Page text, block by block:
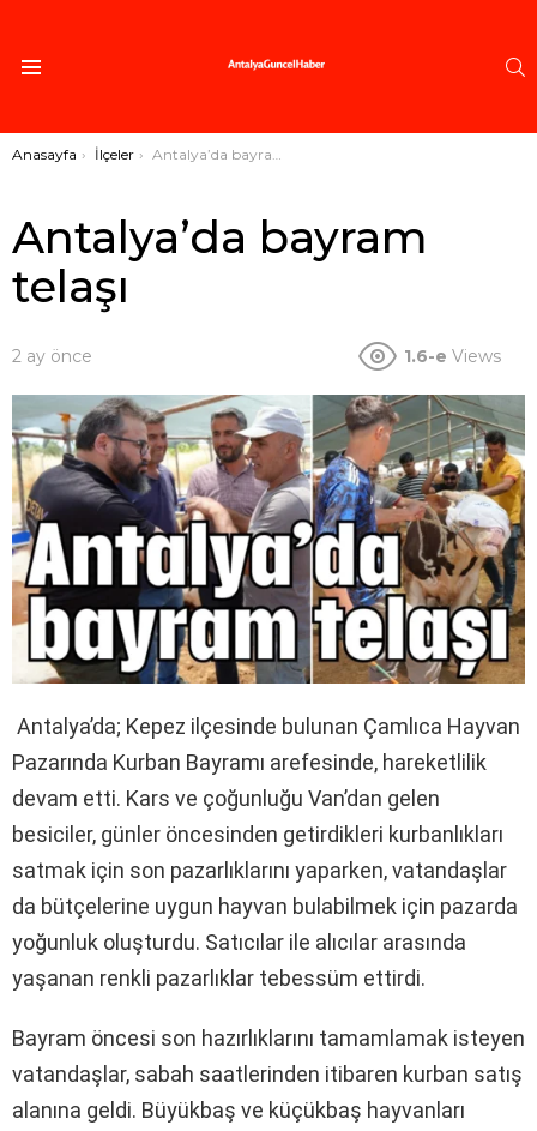
Buradasınız:
Anasayfa İlçeler Antalya’da bayram telaşı
Antalya’da bayram
telaşı
2 ay önce 1.6-e Views
Antalya’da; Kepez ilçesinde bulunan Çamlıca Hayvan
Pazarında Kurban Bayramı arefesinde, hareketlilik
devam etti. Kars ve çoğunluğu Van’dan gelen
besiciler, günler öncesinden getirdikleri kurbanlıkları
satmak için son pazarlıklarını yaparken, vatandaşlar
da bütçelerine uygun hayvan bulabilmek için pazarda
yoğunluk oluşturdu. Satıcılar ile alıcılar arasında
yaşanan renkli pazarlıklar tebessüm ettirdi.
Bayram öncesi son hazırlıklarını tamamlamak isteyen
vatandaşlar, sabah saatlerinden itibaren kurban satış
alanına geldi. Büyükbaş ve küçükbaş hayvanları